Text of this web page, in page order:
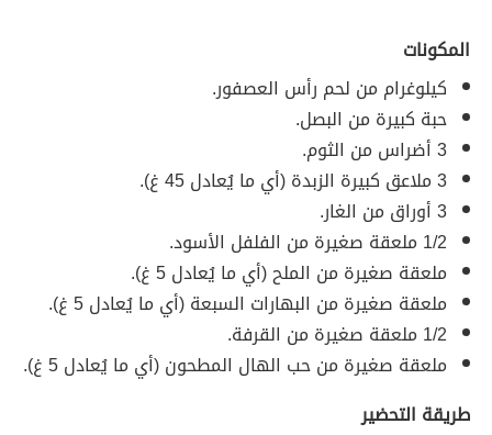
المكونات
كيلوغرام من لحم رأس العصفور.
حبة كبيرة من البصل.
3 أضراس من الثوم.
3 ملاعق كبيرة الزبدة (أي ما يُعادل 45 غ).
3 أوراق من الغار.
1/2 ملعقة صغيرة من الفلفل الأسود.
ملعقة صغيرة من الملح (أي ما يُعادل 5 غ).
ملعقة صغيرة من البهارات السبعة (أي ما يُعادل 5 غ).
1/2 ملعقة صغيرة من القرفة.
ملعقة صغيرة من حب الهال المطحون (أي ما يُعادل 5 غ).
طريقة التحضير